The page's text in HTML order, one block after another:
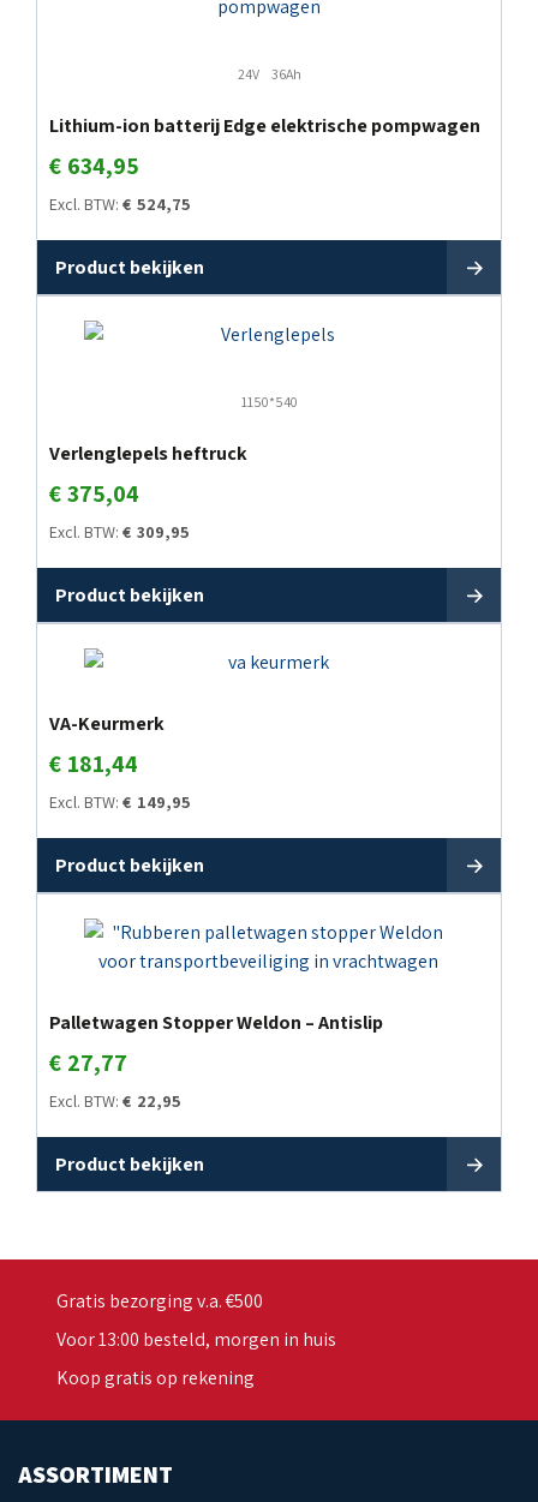
24V 36Ah
Lithium-ion batterij Edge elektrische pompwagen
€ 634,95
Excl. BTW: € 524,75
Product bekijken
1150*540
Verlenglepels heftruck
€375,04
Excl. BTW: € 309,95
Product bekijken
VA-Keurmerk
€ 181,44
Excl. BTW: € 149,95
Product bekijken
Palletwagen Stopper Weldon – Antislip
€ 27,77
Excl. BTW: € 22,95
Product bekijken
Gratis bezorging v.a. €500
Voor 13:00 besteld, morgen in huis
Koop gratis op rekening
ASSORTIMENT